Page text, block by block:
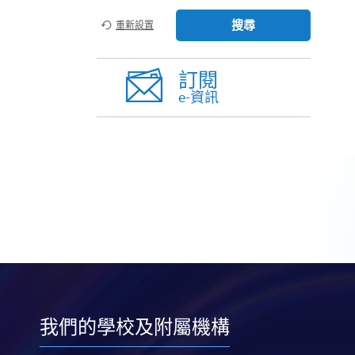
重新設置 搜尋
訂閱
e-資訊
我們的學校及附屬機構